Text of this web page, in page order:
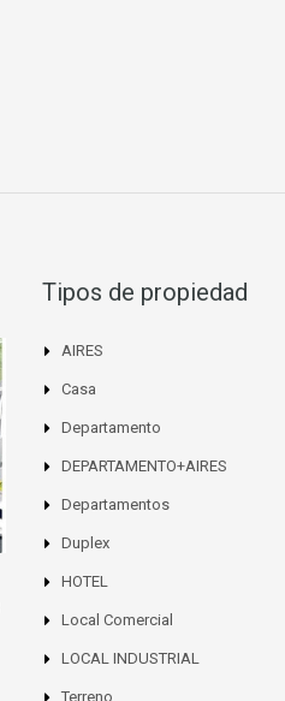
Tipos de propiedad
AIRES
Casa
Departamento
DEPARTAMENTO+AIRES
Departamentos
Duplex
HOTEL
Local Comercial
LOCAL INDUSTRIAL
Terreno